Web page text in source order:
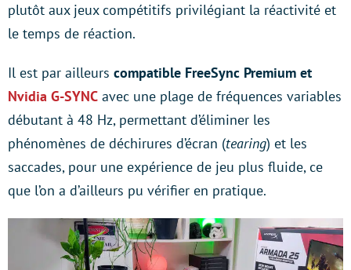
plutôt aux jeux compétitifs privilégiant la réactivité et
le temps de réaction.
Il est par ailleurs compatible FreeSync Premium et
Nvidia G-SYNC avec une plage de fréquences variables
débutant à 48 Hz, permettant d’éliminer les
phénomènes de déchirures d’écran (tearing) et les
saccades, pour une expérience de jeu plus fluide, ce
que l’on a d’ailleurs pu vérifier en pratique.